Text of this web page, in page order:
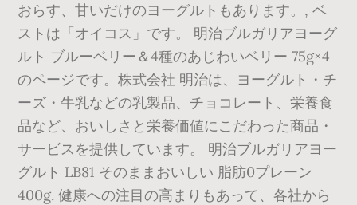
おらす、甘いだけのヨーグルトもあります。, ベ
ストは「オイコス」です。 明治ブルガリアヨーグ
ルト ブルーベリー＆4種のあじわいベリー 75g×4
のページです。株式会社 明治は、ヨーグルト・チ
ーズ・牛乳などの乳製品、チョコレート、栄養食
品など、おいしさと栄養価値にこだわった商品・
サービスを提供しています。 明治ブルガリアヨー
グルト LB81 そのままおいしい 脂肪0プレーン
400g. 健康への注目の高まりもあって、各社から